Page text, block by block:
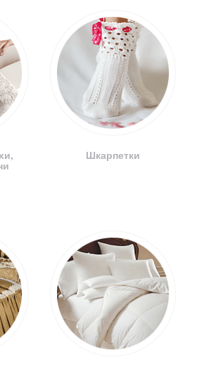
Шкарпетки